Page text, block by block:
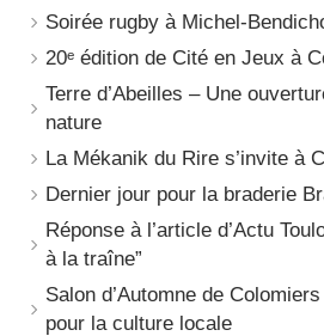
Soirée rugby à Michel-
20ᵉ édition de Cité en Jeux à
Terre d’Abeilles – Une
nature
La Mékanik du Rire s’invite à
Dernier jour pour la braderie
Réponse à l’article d’Actu
à la traîne”
Salon d’Automne de
pour la culture locale